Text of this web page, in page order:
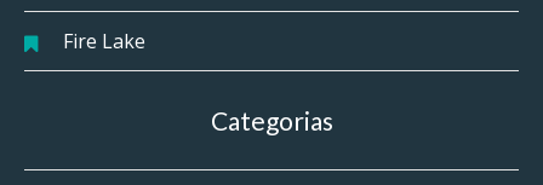
Fire Lake
Categorias